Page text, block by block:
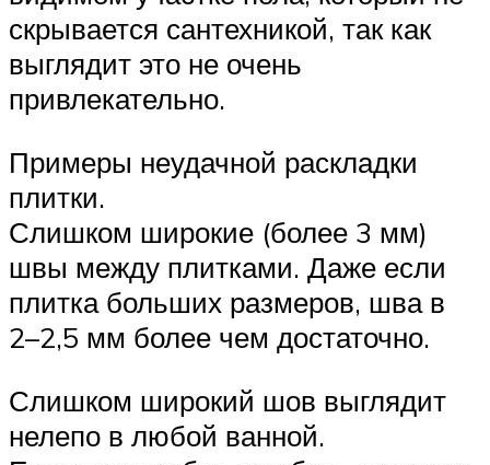
скрывается сантехникой, так как
выглядит это не очень
привлекательно.
Примеры неудачной раскладки
плитки.
Слишком широкие (более 3 мм)
швы между плитками. Даже если
плитка больших размеров, шва в
2–2,5 мм более чем достаточно.
Слишком широкий шов выглядит
нелепо в любой ванной.